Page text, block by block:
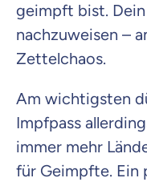
geimpft bist.
nachzuweisen –
Zettelchaos.
Am wichtigsten
Impfpass
immer mehr
für Geimpfte. Ein